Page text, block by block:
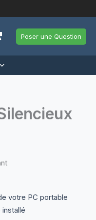
Poser une Question
votre PC portable